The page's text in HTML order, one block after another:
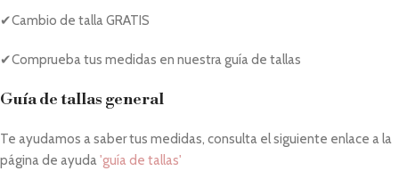
✔Cambio de talla GRATIS
✔Comprueba tus medidas en nuestra guía de tallas
Guía de tallas general
Te ayudamos a saber tus medidas, consulta el siguiente enlace a la
página de ayuda'guía de tallas'